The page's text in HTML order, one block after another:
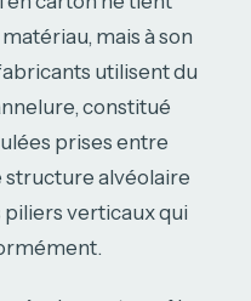
mais à son
utilisent du
constitué
prises entre
structure alvéolaire
verticaux qui